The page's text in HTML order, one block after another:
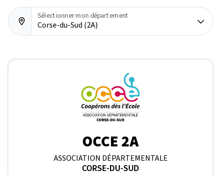
Corse-du-Sud (2A)
Sélectionner mon département
OCCE 2A
ASSOCIATION DÉPARTEMENTALE
CORSE-DU-SUD